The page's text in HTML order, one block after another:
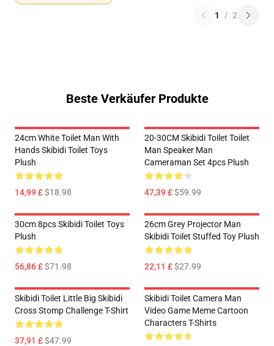
1 / 2
Beste Verkäufer Produkte
24cm White Toilet Man With
Hands Skibidi Toilet Toys
Plush
14,99 £$18.98
20-30CM Skibidi Toilet Toilet
Man Speaker Man
Cameraman Set 4pcs Plush
47,39 £$59.99
30cm 8pcs Skibidi Toilet Toys
Plush
56,86 £$71.98
26cm Grey Projector Man
Skibidi Toilet Stuffed Toy Plush
22,11 £$27.99
Skibidi Toilet Little Big Skibidi
Cross Stomp Challenge T-Shirt
37,91 £$47.99
Skibidi Toilet Camera Man
Video Game Meme Cartoon
Characters T-Shirts